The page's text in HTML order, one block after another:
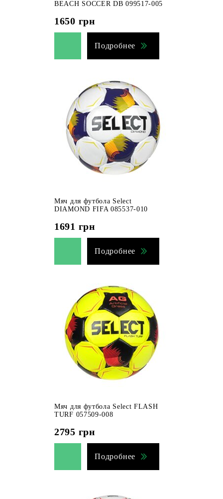
BEACH SOCCER DB 099517-005
1650 грн
Подробнее
Мяч для футбола Select
DIAMOND FIFA 085537-010
1691 грн
Подробнее
Мяч для футбола Select FLASH
TURF 057509-008
2795 грн
Подробнее